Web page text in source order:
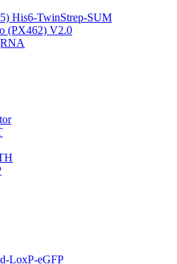
His6-TwinStrep-SUM
(PX462) V2.0
LoxP-eGFP